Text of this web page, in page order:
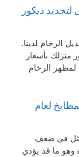
ديكور
الرخام لدينا.
بأسعار
الرخام
لعام
في ضعف
وهو ما قد يؤدي